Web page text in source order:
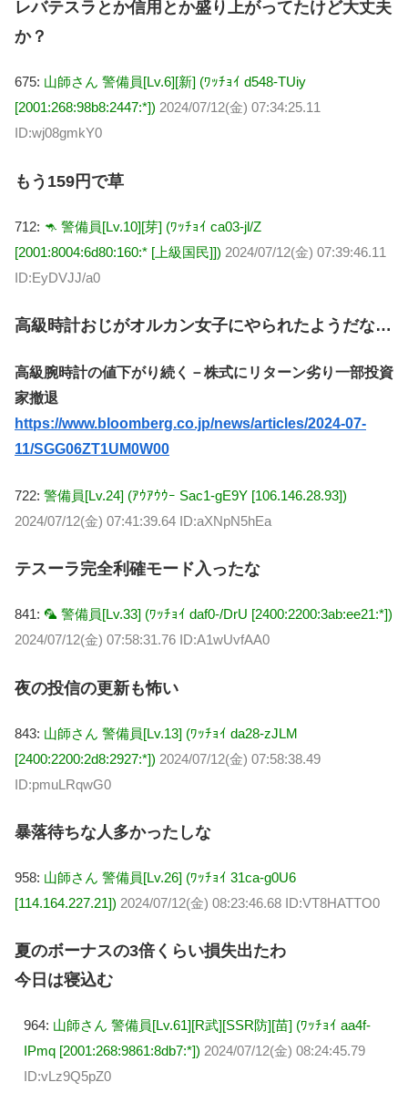
レバテスラとか信用とか盛り上がってたけど大丈夫
か？
675: 山師さん 警備員[Lv.6][新] (ﾜｯﾁｮｲ d548-TUiy
[2001:268:98b8:2447:*]) 2024/07/12(金) 07:34:25.11
ID:wj08gmkY0
もう159円で草
712: 🦘 警備員[Lv.10][芽] (ﾜｯﾁｮｲ ca03-jl/Z
[2001:8004:6d80:160:* [上級国民]]) 2024/07/12(金) 07:39:46.11
ID:EyDVJJ/a0
高級時計おじがオルカン女子にやられたようだな…
高級腕時計の値下がり続く－株式にリターン劣り一部投資
家撤退
https://www.bloomberg.co.jp/news/articles/2024-07-
11/SGG06ZT1UM0W00
722: 警備員[Lv.24] (ｱｳｱｳｳｰ Sac1-gE9Y [106.146.28.93])
2024/07/12(金) 07:41:39.64 ID:aXNpN5hEa
テスーラ完全利確モード入ったな
841: 🦜 警備員[Lv.33] (ﾜｯﾁｮｲ daf0-/DrU [2400:2200:3ab:ee21:*])
2024/07/12(金) 07:58:31.76 ID:A1wUvfAA0
夜の投信の更新も怖い
843: 山師さん 警備員[Lv.13] (ﾜｯﾁｮｲ da28-zJLM
[2400:2200:2d8:2927:*]) 2024/07/12(金) 07:58:38.49
ID:pmuLRqwG0
暴落待ちな人多かったしな
958: 山師さん 警備員[Lv.26] (ﾜｯﾁｮｲ 31ca-g0U6
[114.164.227.21]) 2024/07/12(金) 08:23:46.68 ID:VT8HATTO0
夏のボーナスの3倍くらい損失出たわ
今日は寝込む
964: 山師さん 警備員[Lv.61][R武][SSR防][苗] (ﾜｯﾁｮｲ aa4f-
IPmq [2001:268:9861:8db7:*]) 2024/07/12(金) 08:24:45.79
ID:vLz9Q5pZ0